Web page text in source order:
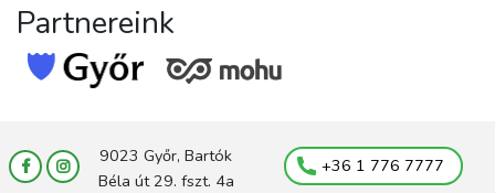
Partnereink
9023 Győr, Bartók
Béla út 29. fszt. 4a
+36 1 776 7777